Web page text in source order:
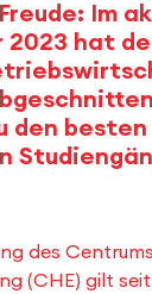
Im
2023 hat
den besten
des
(CHE) gilt